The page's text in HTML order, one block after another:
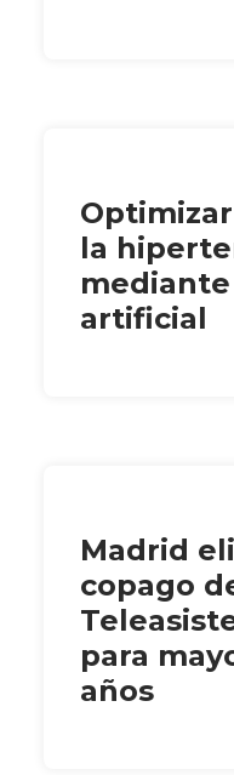
la
artificial
Madrid
copago
para
años